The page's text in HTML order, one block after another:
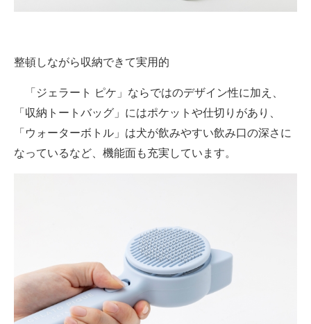
整頓しながら収納できて実用的
「ジェラート ピケ」ならではのデザイン性に加え、
「収納トートバッグ」にはポケットや仕切りがあり、
「ウォーターボトル」は犬が飲みやすい飲み口の深さに
なっているなど、機能面も充実しています。